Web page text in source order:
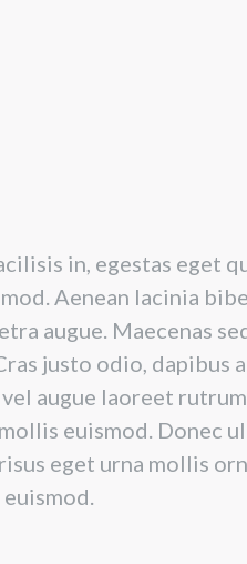
in, egestas eget
Aenean lacinia
augue. Maecenas
justo odio, dapibus
augue laoreet
euismod. Donec
eget urna mollis